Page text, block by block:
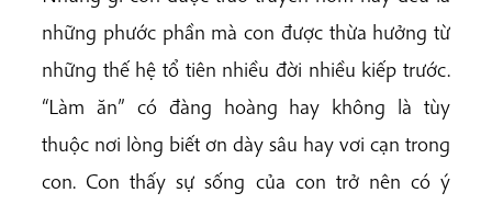
những phước phần mà con được thừa hưởng từ
những thế hệ tổ tiên nhiều đời nhiều kiếp trước.
“Làm ăn” có đàng hoàng hay không là tùy
thuộc nơi lòng biết ơn dày sâu hay vơi cạn trong
con. Con thấy sự sống của con trở nên có ý